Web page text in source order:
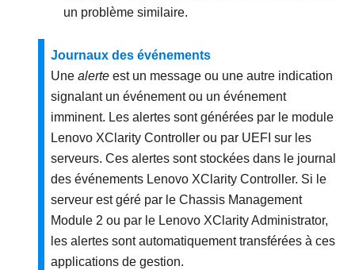
un problème similaire.
Journaux des événements
Une alerte est un message ou une autre indication
signalant un événement ou un événement
imminent. Les alertes sont générées par le module
Lenovo XClarity Controller ou par UEFI sur les
serveurs. Ces alertes sont stockées dans le journal
des événements Lenovo XClarity Controller. Si le
serveur est géré par le Chassis Management
Module 2 ou par le Lenovo XClarity Administrator,
les alertes sont automatiquement transférées à ces
applications de gestion.